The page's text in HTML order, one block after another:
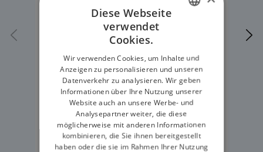
Diese Webseite
verwendet
Cookies.
Wir verwenden Cookies, um Inhalte und
Anzeigen zu personalisieren und unseren
Datenverkehr zu analysieren. Wir geben
Informationen über Ihre Nutzung unserer
Website auch an unsere Werbe- und
Analysepartner weiter, die diese
möglicherweise mit anderen Informationen
kombinieren, die Sie ihnen bereitgestellt
haben oder die sie im Rahmen Ihrer Nutzung